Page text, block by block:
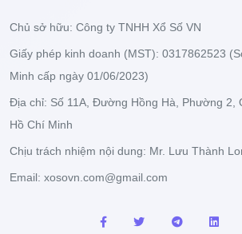
Chủ sở hữu: Công ty TNHH Xổ Số VN
Giấy phép kinh doanh (MST): 0317862523
Minh cấp ngày 01/06/2023)
Địa chỉ: Số 11A, Đường Hồng Hà, Phường 2,
Hồ Chí Minh
Chịu trách nhiệm nội dung: Mr. Lưu Thành
Email: xosovn.com@gmail.com